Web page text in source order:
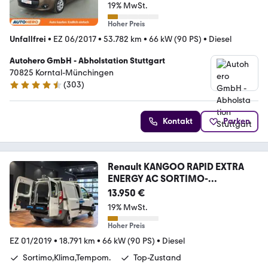
19% MwSt.
Hoher Preis
Unfallfrei • EZ 06/2017• 53.782 km • 66 kW (90 PS) • Diesel
Autohero GmbH - Abholstation Stuttgart
70825 Korntal-Münchingen
4.4 Sterne
(303)
Kontakt Parken
Renault KANGOO RAPID EXTRA
ENERGY AC SORTIMO-
WERKSTATTAU
13.950 €
19% MwSt.
Hoher Preis
EZ 01/2019 • 18.791 km • 66 kW (90 PS) • Diesel
Sortimo,Klima,Tempom.
Top-Zustand